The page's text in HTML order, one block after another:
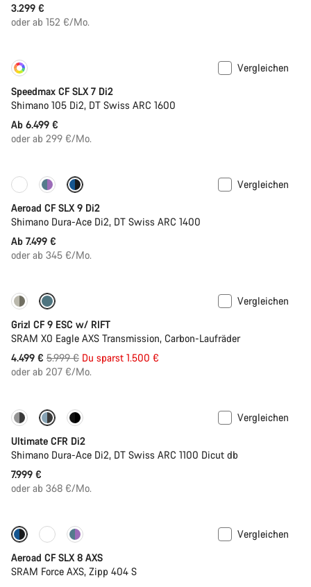
3.299 €
oder ab 152 €/Mo.
Vergleichen
Speedmax CF SLX 7 Di2
Shimano 105 Di2, DT Swiss ARC 1600
Ab 6.499 €
oder ab 299 €/Mo.
Anpassen
Vergleichen
Aeroad CF SLX 9 Di2
Shimano Dura-Ace Di2, DT Swiss ARC 1400
Ab 7.499 €
oder ab 345 €/Mo.
-25%
Vergleichen
Grizl CF 9 ESC w/ RIFT
SRAM X0 Eagle AXS Transmission, Carbon-Laufräder
4.499 € Ursprungspreis
5.999 € Du sparst 1.500 €
oder ab 207 €/Mo.
PACE Bar Neue Farbe verfügbar
Vergleichen
Ultimate CFR Di2
Shimano Dura-Ace Di2, DT Swiss ARC 1100 Dicut db
7.999 €
oder ab 368 €/Mo.
Anpassen
Vergleichen
Aeroad CF SLX 8 AXS
SRAM Force AXS, Zipp 404 S